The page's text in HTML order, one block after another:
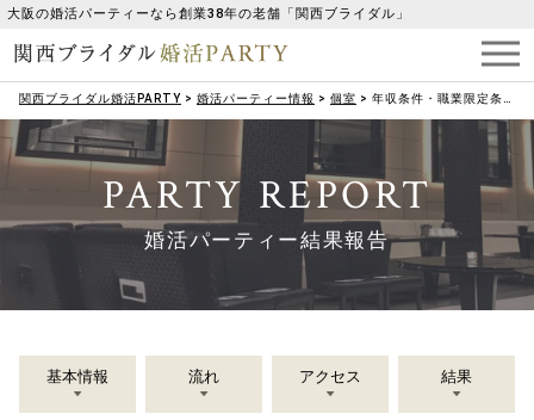
大阪の婚活パーティーなら創業38年の老舗「関西ブライダル」
関西ブライダル婚活PARTY > 婚活パーティー情報 > 個室 > 年収条件・職業限定条件なし♡＜35～39歳男性＞×＜30～34歳女性＞
PARTY REPORT
婚活パーティー結果報告
基本情報 流れ アクセス 結果